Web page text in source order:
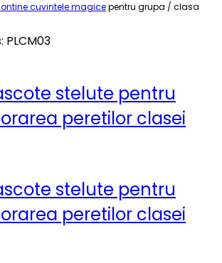
cuvintele magicepentru grupa / clasa
PLCM03
stelute pentru
peretilor clasei
stelute pentru
peretilor clasei